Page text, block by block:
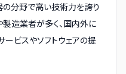
分野で高い技術力を誇り
製造業者が多く、国内外に
ービスやソフトウェアの提